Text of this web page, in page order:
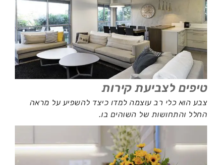
טיפים לצביעת קירות
צבע הוא כלי רב עוצמה למדו כיצד להשפיע על מראה
החלל והתחושות של השוהים בו.